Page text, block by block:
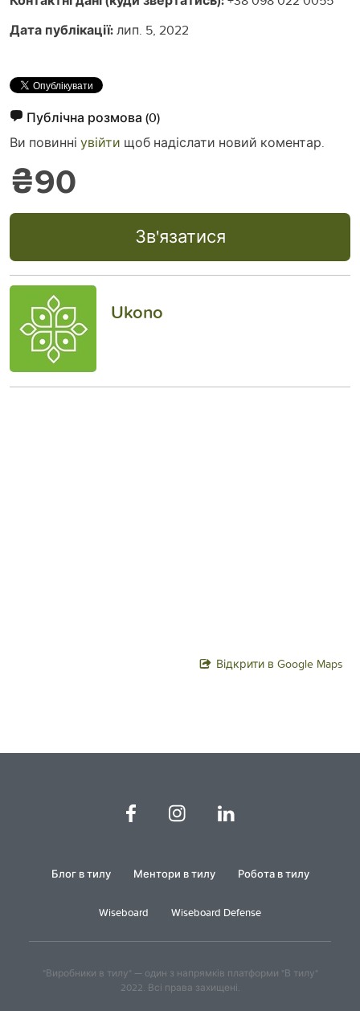
Дата публікації:лип. 5, 2022
Публічна розмова (0)
Ви повинні увійти щоб надіслати новий коментар.
₴90
Зв'язатися
Ukono
Відкрити в Google Maps
Блог в тилу Ментори в тилу Робота в тилу
Wiseboard Wiseboard Defense
"Виробники в тилу" — один з напрямків платформи "В тилу"
2022. Всі права захищені.